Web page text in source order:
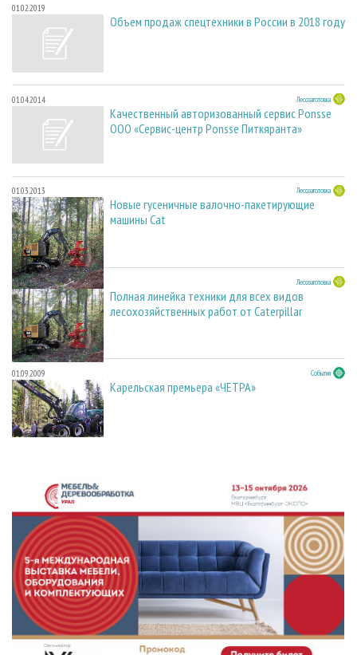
01.02.2019
Объем продаж спецтехники в России в 2018 году
01.04.2014 Лесозаготовка
Качественный авторизованный сервис Ponsse
ООО «Сервис-центр Ponsse Питкяранта»
01.03.2013 Лесозаготовка
Новые гусеничные валочно-пакетирующие
машины Cat
01.02.2013 Лесозаготовка
Полная линейка техники для всех видов
лесохозяйственных работ от Caterpillar
01.09.2009 События
Карельская премьера «ЧЕТРА»